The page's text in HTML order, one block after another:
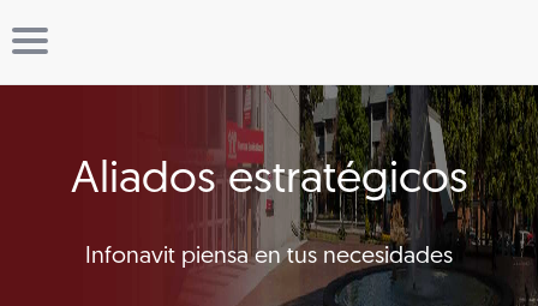
Aliados estratégicos
Infonavit piensa en tus necesidades